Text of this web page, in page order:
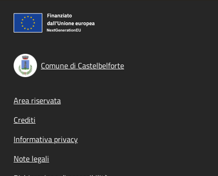
Comune di Castelbelforte
Footer menu
Area riservata
Crediti
Informativa privacy
Note legali